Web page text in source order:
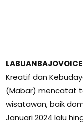
Kreatif dan
(Mabar) mencatat
wisatawan, baik
Januari 2024 lalu